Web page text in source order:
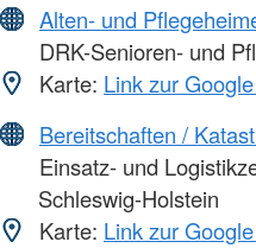
Alten- und
DRK-Senioren- und
Karte: Link zur
Bereitschaften /
Einsatz- und
Schleswig-Holstein
Karte: Link zur